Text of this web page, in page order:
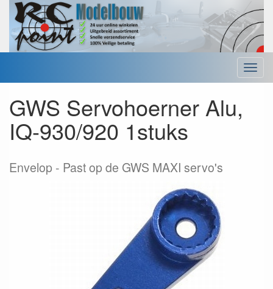
Menu
GWS Servohoerner Alu,
IQ-930/920 1stuks
Envelop Past op de GWS MAXI servo's